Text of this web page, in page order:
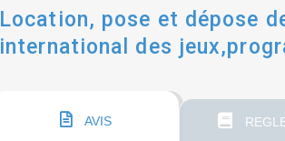
Location, pose et dépose
international des
AVIS